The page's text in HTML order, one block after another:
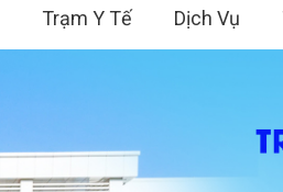
Trạm Y Tế Dịch Vụ